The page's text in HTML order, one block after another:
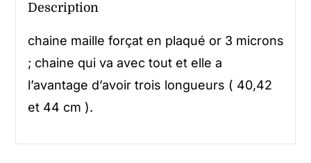
Description
chaine maille forçat en plaqué or 3 microns
; chaine qui va avec tout et elle a
l’avantage d’avoir trois longueurs ( 40,42
et 44 cm ).